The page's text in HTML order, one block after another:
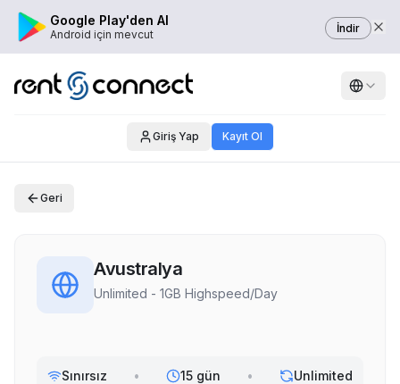
Google Play'den Al
Android için mevcut İndir
Giriş Yap Kayıt Ol
Geri
Avustralya
Unlimited - 1GB Highspeed/Day
Sınırsız • 15 gün • Unlimited